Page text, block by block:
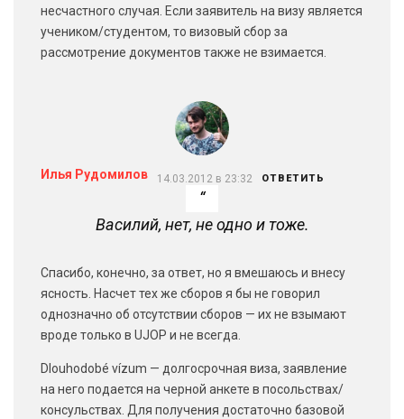
несчастного случая. Если заявитель на визу является
учеником/студентом, то визовый сбор за
рассмотрение документов также не взимается.
Илья Рудомилов 14.03.2012 в 23:32 ОТВЕТИТЬ
Василий, нет, не одно и тоже.
Спасибо, конечно, за ответ, но я вмешаюсь и внесу
ясность. Насчет тех же сборов я бы не говорил
однозначно об отсутствии сборов — их не взымают
вроде только в UJOP и не всегда.
Dlouhodobé vízum — долгосрочная виза, заявление
на него подается на черной анкете в посольствах/
консульствах. Для получения достаточно базовой